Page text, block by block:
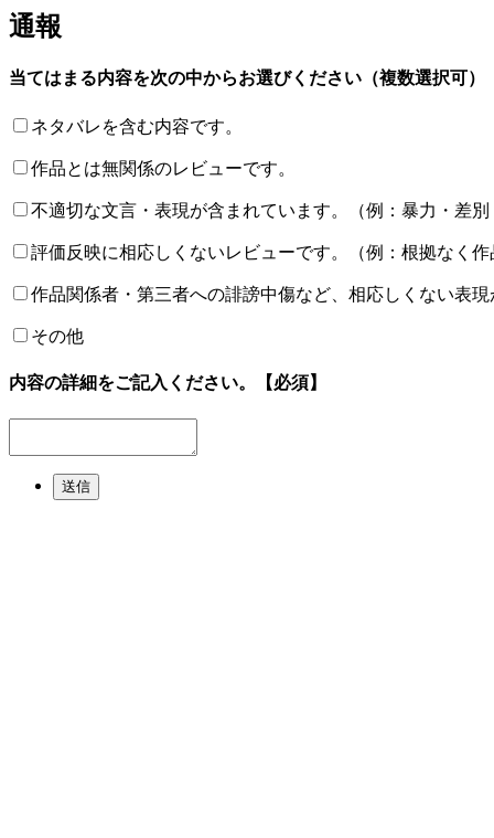
通報
当てはまる内容を次の中からお選びください（複数選択可）
ネタバレを含む内容です。
作品とは無関係のレビューです。
不適切な文言・表現が含まれています。（例：暴力・差
評価反映に相応しくないレビューです。（例：根拠なく
作品関係者・第三者への誹謗中傷など、相応しくない表
その他
内容の詳細をご記入ください。 【必須】
送信